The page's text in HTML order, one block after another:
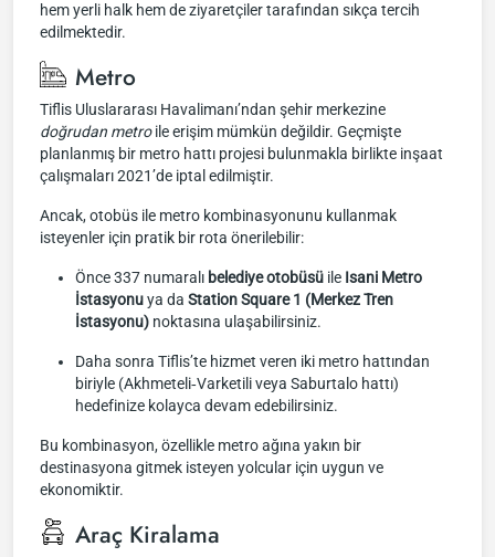
hem yerli halk hem de ziyaretçiler tarafından sıkça tercih
edilmektedir.
Metro
Tiflis Uluslararası Havalimanı’ndan şehir merkezine
doğrudan metroile erişim mümkün değildir. Geçmişte
planlanmış bir metro hattı projesi bulunmakla birlikte inşaat
çalışmaları 2021’de iptal edilmiştir.
Ancak, otobüs ile metro kombinasyonunu kullanmak
isteyenler için pratik bir rota önerilebilir:
Önce 337 numaralı belediye otobüsü ile Isani Metro
İstasyonuya da Station Square 1 (Merkez Tren
İstasyonu) noktasına ulaşabilirsiniz.
Daha sonra Tiflis’te hizmet veren iki metro hattından
biriyle (Akhmeteli‑Varketili veya Saburtalo hattı)
hedefinize kolayca devam edebilirsiniz.
Bu kombinasyon, özellikle metro ağına yakın bir
destinasyona gitmek isteyen yolcular için uygun ve
ekonomiktir.
Araç Kiralama